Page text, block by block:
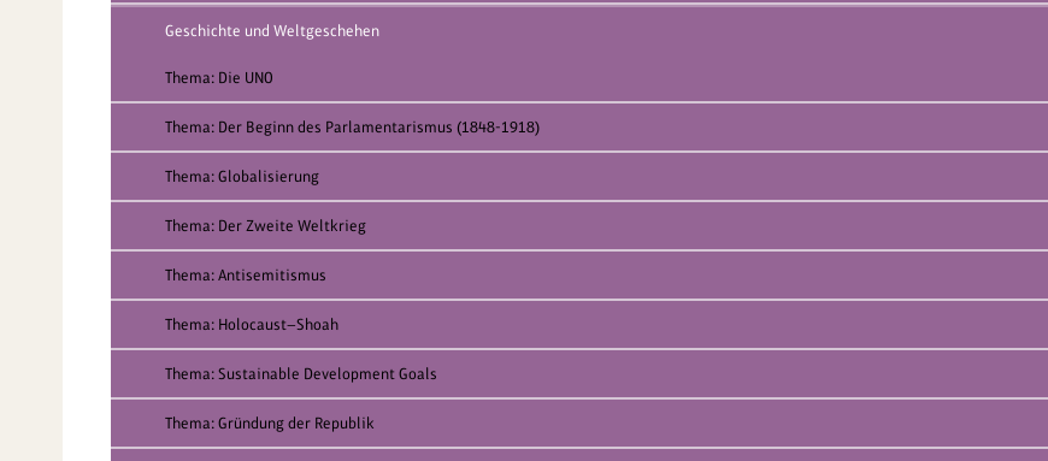
Geschichte und Weltgeschehen
Thema: Die UNO
Thema: Der Beginn des Parlamentarismus (1848-1918)
Thema: Globalisierung
Thema: Der Zweite Weltkrieg
Thema: Antisemitismus
Thema: Holocaust—Shoah
Thema: Sustainable Development Goals
Thema: Gründung der Republik